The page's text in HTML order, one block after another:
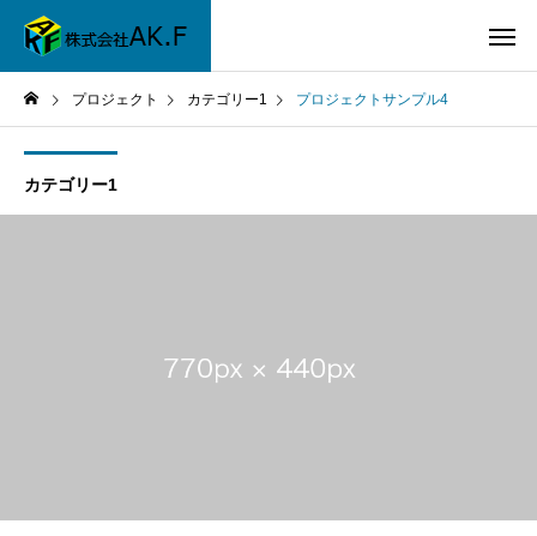
プロジェクト カテゴリー1 プロジェクトサンプル4
カテゴリー1